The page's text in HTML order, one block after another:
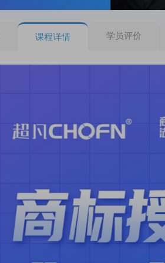
课程详情 学员评价